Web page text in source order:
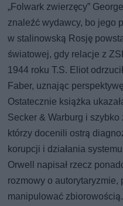
„Folwark zwierzęcy”
znaleźć wydawcy, bo jego
w stalinowską Rosję
światowej, gdy relacje z
1944 roku T.S. Eliot
Faber, uznając
Ostatecznie książka
Secker & Warburg i szybko
którzy docenili ostrą
korupcji i działania
Orwell napisał rzecz
rozmowy o autorytaryzmie,
manipulować